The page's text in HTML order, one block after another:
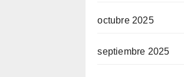
octubre 2025
septiembre 2025